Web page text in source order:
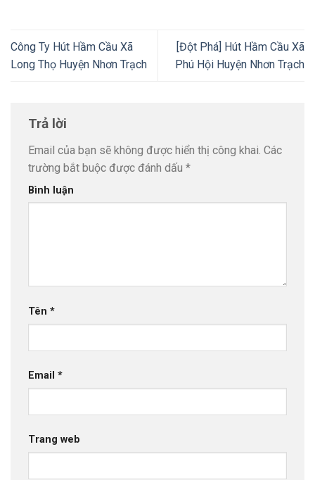
Công Ty Hút Hầm Cầu Xã
Long Thọ Huyện Nhơn Trạch
[Đột Phá] Hút Hầm Cầu Xã
Phú Hội Huyện Nhơn Trạch
Trả lời
Email của bạn sẽ không được hiển thị công khai. Các
trường bắt buộc được đánh dấu *
Bình luận
Tên *
Email *
Trang web